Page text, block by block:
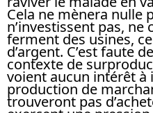
Cela ne mènera nulle
n’investissent pas, ne
ferment des usines,
d’argent. C’est faute de
contexte de
voient aucun intérêt à
production de
trouveront pas